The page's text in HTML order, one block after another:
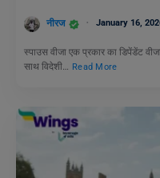
नीरज January 16,
स्पाउस वीजा एक प्रकार का डिपेंडेंट
साथ विदेशी…
Read More